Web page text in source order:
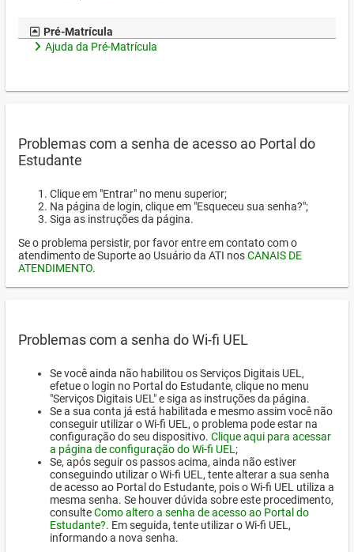
Pré-Matrícula
Ajuda da Pré-Matrícula
Problemas com a senha de acesso ao Portal do
Estudante
Clique em "Entrar" no menu superior;
Na página de login, clique em "Esqueceu sua senha?";
Siga as instruções da página.
Se o problema persistir, por favor entre em contato com o
atendimento de Suporte ao Usuário da ATI nosCANAIS DE
ATENDIMENTO.
Problemas com a senha do Wi-fi UEL
Se você ainda não habilitou os Serviços Digitais UEL,
efetue o login no Portal do Estudante, clique no menu
"Serviços Digitais UEL" e siga as instruções da página.
Se a sua conta já está habilitada e mesmo assim você não
conseguir utilizar o Wi-fi UEL, o problema pode estar na
configuração do seu dispositivo. Clique aqui para acessar
a página de configuração do Wi-fi UEL ;
Se, após seguir os passos acima, ainda não estiver
conseguindo utilizar o Wi-fi UEL, tente alterar a sua senha
de acesso ao Portal do Estudante, pois o Wi-fi UEL utiliza a
mesma senha. Se houver dúvida sobre este procedimento,
consulteComo altero a senha de acesso ao Portal do
Estudante?. Em seguida, tente utilizar o Wi-fi UEL,
informando a nova senha.